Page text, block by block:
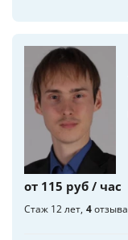
от 115 руб / час
Стаж 12 лет 4отзыва